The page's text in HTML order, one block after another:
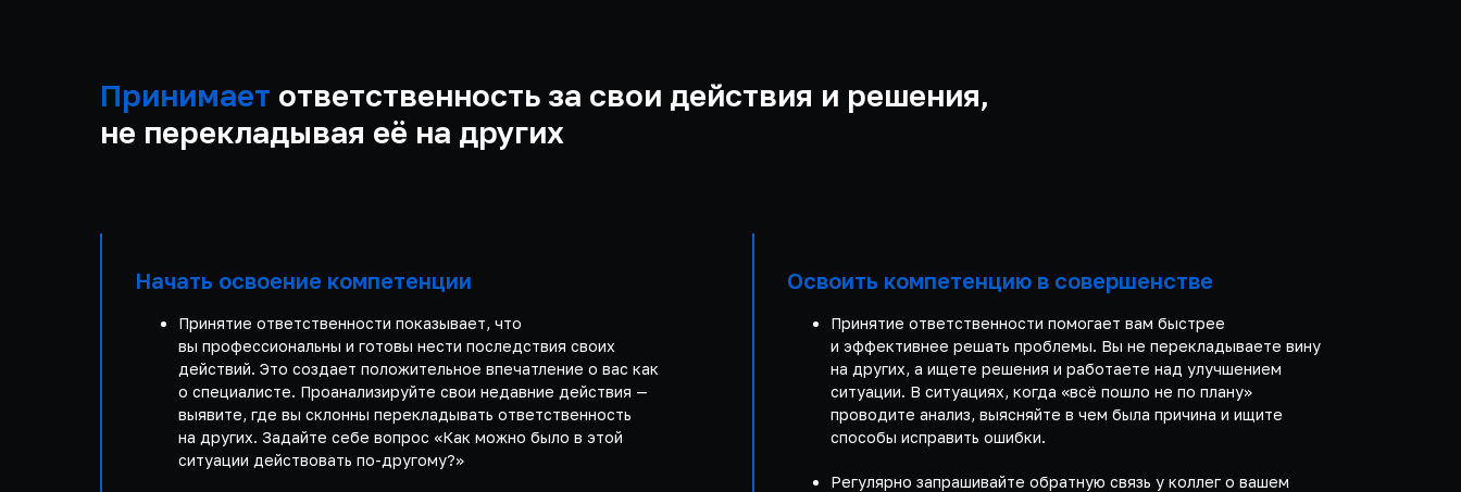
Принимает ответственность за свои действия и решения,
не перекладывая её на других
Начать освоение компетенции
Принятие ответственности показывает, что
вы профессиональны и готовы нести последствия своих
действий. Это создает положительное впечатление о вас как
о специалисте. Проанализируйте свои недавние действия —
выявите, где вы склонны перекладывать ответственность
на других. Задайте себе вопрос «Как можно было в этой
ситуации действовать по-другому?»
Освоить компетенцию в совершенстве
Принятие ответственности помогает вам быстрее
и эффективнее решать проблемы. Вы не перекладываете вину
на других, а ищете решения и работаете над улучшением
ситуации. В ситуациях, когда «всё пошло не по плану»
проводите анализ, выясняйте в чем была причина и ищите
способы исправить ошибки.
Регулярно запрашивайте обратную связь у коллег о вашем